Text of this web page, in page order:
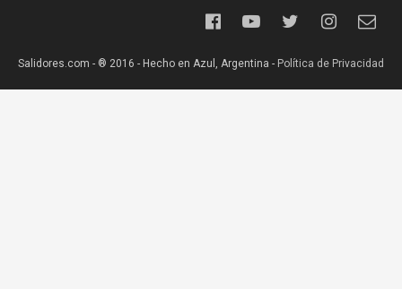
Salidores.com - ® 2016 - Hecho en Azul, Argentina - Política de Privacidad